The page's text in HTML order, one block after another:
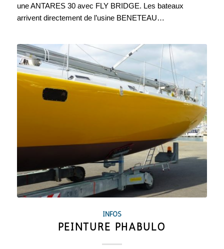
une ANTARES 30 avec FLY BRIDGE. Les bateaux
arrivent directement de l’usine BENETEAU…
INFOS
PEINTURE PHABULO